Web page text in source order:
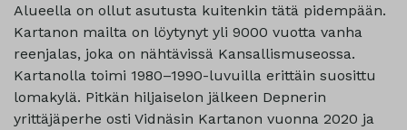
Alueella on ollut asutusta kuitenkin tätä pidempään.
Kartanon mailta on löytynyt yli 9000 vuotta vanha
reenjalas, joka on nähtävissä Kansallismuseossa.
Kartanolla toimi 1980–1990-luvuilla erittäin suosittu
lomakylä. Pitkän hiljaiselon jälkeen Depnerin
yrittäjäperhe osti Vidnäsin Kartanon vuonna 2020 ja